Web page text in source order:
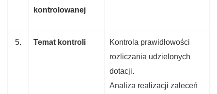
kontrolowanej
5. Temat kontroli
Kontrola prawidłowości
rozliczania udzielonych
dotacji.
Analiza realizacji zaleceń